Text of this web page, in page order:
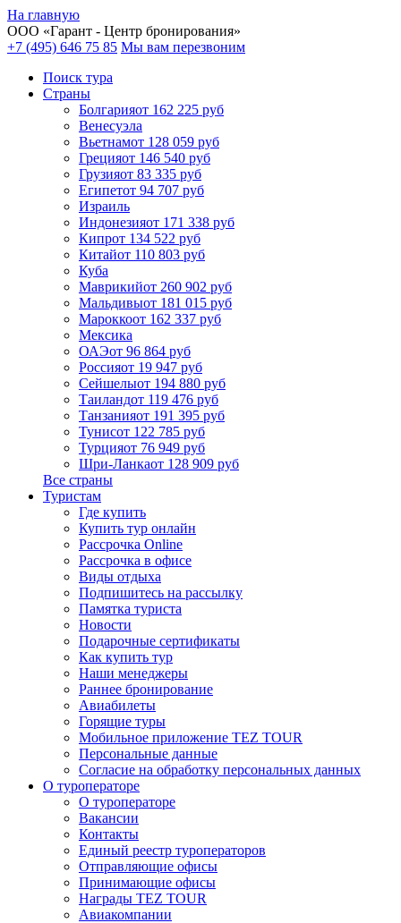
На главную
ООО «Гарант - Центр бронирования»
+7 (495) 646 75 85 Мы вам перезвоним
Поиск тура
Cтраны
Болгарияот 162 225 руб
Венесуэла
Вьетнамот 128 059 руб
Грецияот 146 540 руб
Грузияот 83 335 руб
Египетот 94 707 руб
Израиль
Индонезияот 171 338 руб
Кипрот 134 522 руб
Китайот 110 803 руб
Куба
Маврикийот 260 902 руб
Мальдивыот 181 015 руб
Мароккоот 162 337 руб
Мексика
ОАЭот 96 864 руб
Россияот 19 947 руб
Сейшелыот 194 880 руб
Таиландот 119 476 руб
Танзанияот 191 395 руб
Тунисот 122 785 руб
Турцияот 76 949 руб
Шри-Ланкаот 128 909 руб
Все страны
Туристам
Где купить
Купить тур онлайн
Рассрочка Online
Рассрочка в офисе
Виды отдыха
Подпишитесь на рассылку
Памятка туриста
Новости
Подарочные сертификаты
Как купить тур
Наши менеджеры
Раннее бронирование
Авиабилеты
Горящие туры
Мобильное приложение TEZ TOUR
Персональные данные
Согласие на обработку персональных данных
О туроператоре
О туроператоре
Вакансии
Контакты
Единый реестр туроператоров
Отправляющие офисы
Принимающие офисы
Награды TEZ TOUR
Авиакомпании